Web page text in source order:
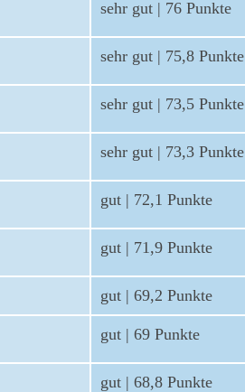
sehr gut | 76 Punkte
sehr gut | 75,8 Punkte
sehr gut | 73,5 Punkte
sehr gut | 73,3 Punkte
gut | 72,1 Punkte
gut | 71,9 Punkte
gut | 69,2 Punkte
gut | 69 Punkte
gut | 68,8 Punkte